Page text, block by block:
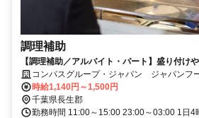
調理補助
【調理補助／アルバイト・パート】盛り付け
調理レベルでOK！
コンパスグループ・ジャパン ジャパン
時給1,140円～1,500円
千葉県長生郡
勤務時間 11:00～15:00 23:00～03:00 1日4